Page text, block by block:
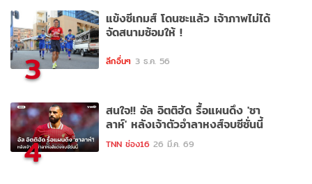
3
แข้งซีเกมส์ โดนซะแล้ว เจ้าภาพไม่ได้
จัดสนามซ้อมให้ !
ลีกอื่นๆ 3 ธ.ค. 56
4
สนใจ!! อัล อิตติฮัด รื้อแผนดึง 'ซา
ลาห์' หลังเจ้าตัวอำลาหงส์จบซีซั่นนี้
TNN ช่อง16 26 มี.ค. 69